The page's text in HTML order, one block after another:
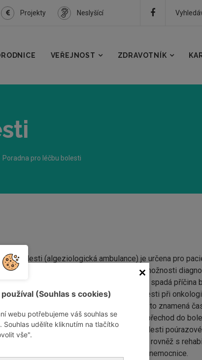
Projekty Neslyšící
Hledaný
VEŘEJNOST ZDRAVOTNÍK
Poradna pro léčbu bolesti
bolesti (algeziologická ambulance) je určena pro
jejíž intenzita či charakter přesahují možnosti
či lékařem oboru, do jehož specializace spadá příčina
pohybového aparátu, bolesti hlavy, bolesti při
do péče i pacienty s bolestí akutní, to znamená
kdy při nesprávně vedené péči hrozí přechod do
po pásovém oparu či určité druhy bolesti
specialisty, například neurology, ortopedy, rovněž s
oddělením a infuzním stacionářem naší nemocnice.
(Souhlas s cookies)
webu potřebujeme váš souhlas se
udělíte kliknutím na tlačítko
vše".